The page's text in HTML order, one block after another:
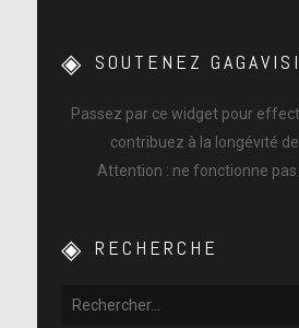
SOUTENEZ
Passez par ce widget pour
contribuez à la longévité
Attention : ne fonctionne
RECHERCHE